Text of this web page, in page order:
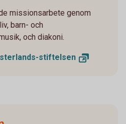
missionsarbete genom
barn- och
och diakoni.
stiftelsen